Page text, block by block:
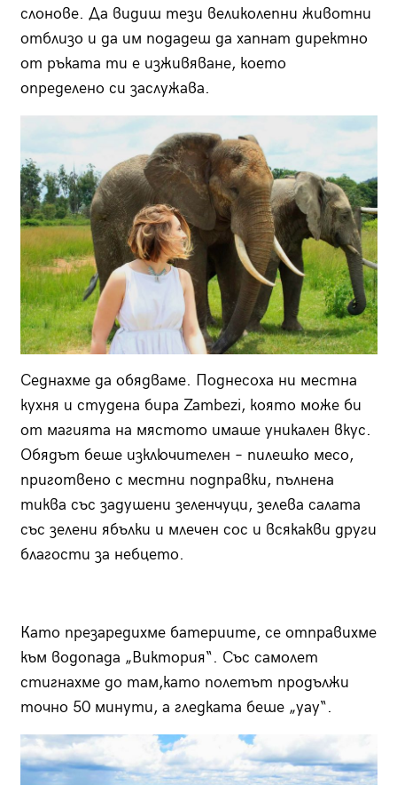
слонове. Да видиш тези великолепни животни
отблизо и да им подадеш да хапнат директно
от ръката ти е изживяване, което
определено си заслужава.
Седнахме да обядваме. Поднесоха ни местна
кухня и студена бира Zambezi, която може би
от магията на мястото имаше уникален вкус.
Обядът беше изключителен – пилешко месо,
приготвено с местни подправки, пълнена
тиква със задушени зеленчуци, зелева салата
със зелени ябълки и млечен сос и всякакви други
благости за небцето.
Като презаредихме батериите, се отправихме
към водопада „Виктория“. Със самолет
стигнахме до там,като полетът продължи
точно 50 минути, а гледката беше „уау“.